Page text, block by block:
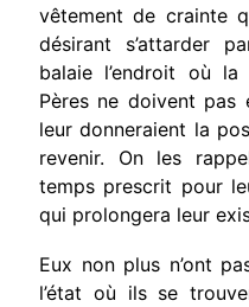
vêtement de crainte
désirant s’attarder
balaie l’endroit où
Pères ne doivent pas
leur donneraient la
revenir. On les
temps prescrit pour
qui prolongera leur
Eux non plus n’ont
l’état où ils se